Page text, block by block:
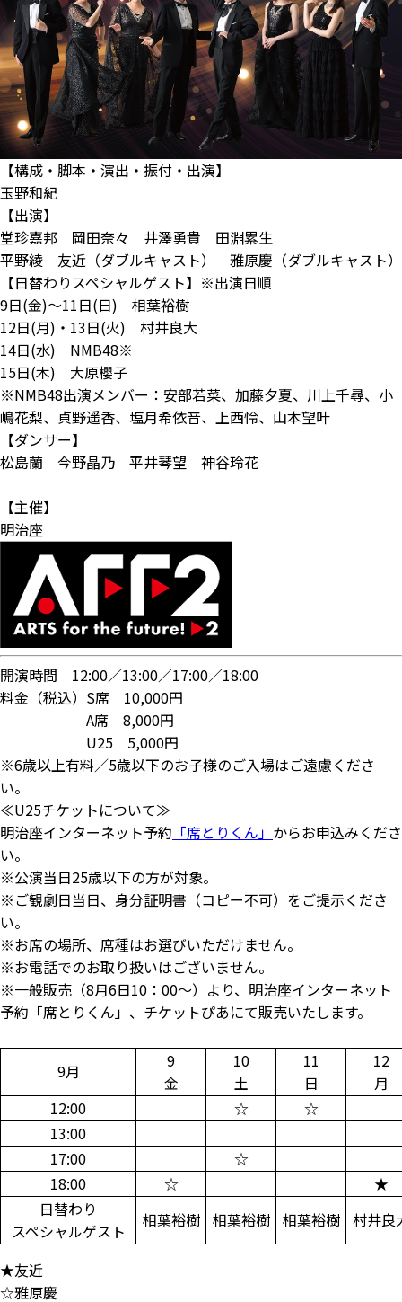
【構成・脚本・演出・振付・出演】
玉野和紀
【出演】
堂珍嘉邦 岡田奈々 井澤勇貴 田淵累生
平野綾 友近（ダブルキャスト） 雅原慶（ダブルキャスト）
【日替わりスペシャルゲスト】※出演日順
9日(金)～11日(日) 相葉裕樹
12日(月)・13日(火) 村井良大
14日(水) NMB48※
15日(木) 大原櫻子
※NMB48出演メンバー：安部若菜、加藤夕夏、川上千尋、小
嶋花梨、貞野遥香、塩月希依音、上西怜、山本望叶
【ダンサー】
松島蘭 今野晶乃 平井琴望 神谷玲花
【主催】
明治座
開演時間 12:00／13:00／17:00／18:00
料金（税込）S席 10,000円
A席 8,000円
U25 5,000円
※6歳以上有料／5歳以下のお子様のご入場はご遠慮くださ
い。
≪U25チケットについて≫
明治座インターネット予約 「席とりくん」 からお申込みくださ
い。
※公演当日25歳以下の方が対象。
※ご観劇日当日、身分証明書（コピー不可）をご提示くださ
い。
※お席の場所、席種はお選びいただけません。
※お電話でのお取り扱いはございません。
※一般販売（8月6日10：00～）より、明治座インターネット
予約「席とりくん」、チケットぴあにて販売いたします。
9月
9
金
10
土
11
日
12
月
12:00
☆
☆
13:00
17:00
☆
18:00
☆
★
日替わり
スペシャルゲスト
相葉裕樹 相葉裕樹 相葉裕樹 村井良
★友近
☆雅原慶